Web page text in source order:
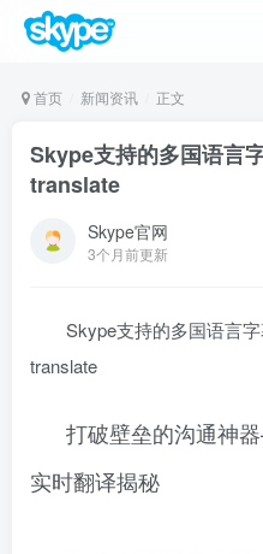
首页 新闻资讯 正文
Skype支持的多国语言
translate
Skype官网
3个月前更新
Skype支持的多国语言
translate
打破壁垒的沟通神
实时翻译揭秘